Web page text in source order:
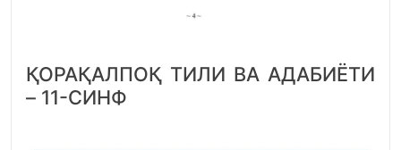
ҚОРАҚАЛПОҚ ТИЛИ ВА АДАБИЁТИ
– 11-СИНФ